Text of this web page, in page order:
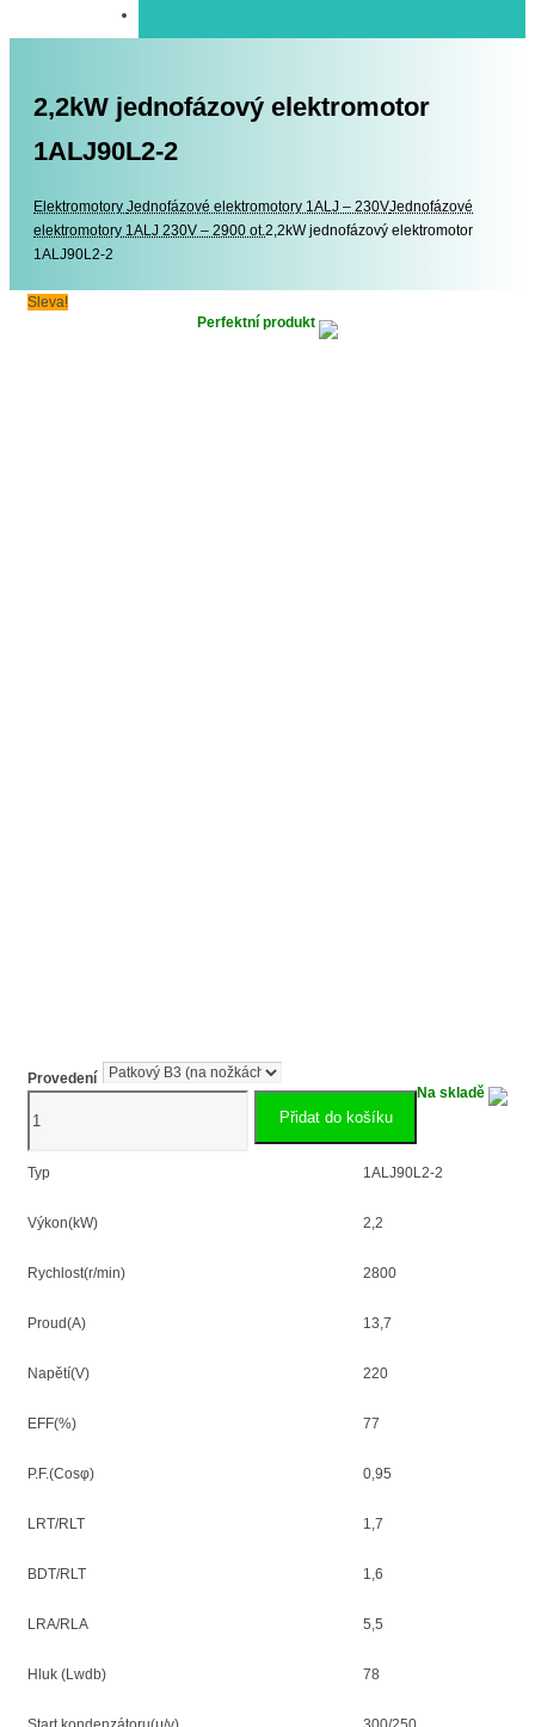
2,2kW jednofázový elektromotor
1ALJ90L2-2
Elektromotory Elektromotory
Jednofázové elektromotory 1ALJ – 230VJednofázové
elektromotory 1ALJ 230V – 2900 ot.2,2kW jednofázový elektromotor
1ALJ90L2-2
Sleva!
Perfektní produkt
Provedení
Na skladě
jednofázový
elektromotor
1ALJ90L2-
množství
Přidat do košíku
Typ 1ALJ90L2-2
Výkon(kW) 2,2
Rychlost(r/min) 2800
Proud(A) 13,7
Napětí(V) 220
EFF(%) 77
P.F.(Cosφ) 0,95
LRT/RLT 1,7
BDT/RLT 1,6
LRA/RLA 5,5
Hluk (Lwdb) 78